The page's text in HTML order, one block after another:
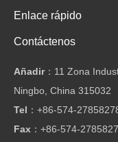
Enlace rápido
Contáctenos
Añadir：11 Zona
Ningbo, China 315032
Tel ： +86-574-
Fax ： +86-574-